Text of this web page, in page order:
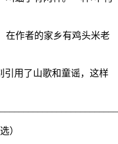
在作者的家乡有鸡头米老
引用了山歌和童谣，这样
）